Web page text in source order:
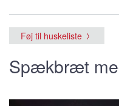
Føj til huskeliste
Spækbræt